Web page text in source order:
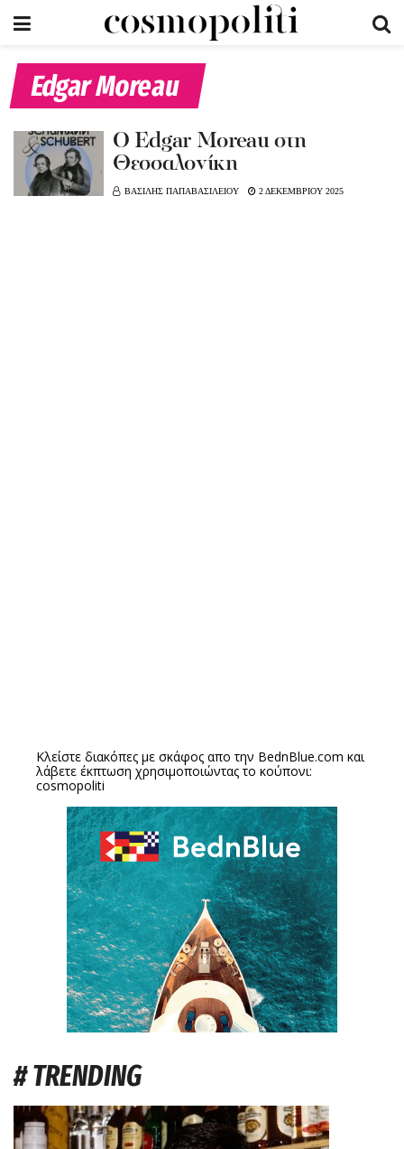
Edgar Moreau
Ο Edgar Moreau στη
Θεσσαλονίκη
ΒΑΣΙΛΗΣ ΠΑΠΑΒΑΣΙΛΕΙΟΥ 2 ΔΕΚΕΜΒΡΙΟΥ 2025
Κλείστε διακόπες με σκάφος απο την BednBlue.com και
λάβετε έκπτωση χρησιμοποιώντας το κούπονι:
cosmopoliti
# TRENDING